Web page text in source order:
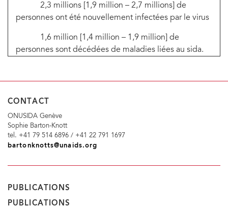
2,3 millions [1,9 million – 2,7 millions] de
personnes ont été nouvellement infectées par le virus
1,6 million [1,4 million – 1,9 million] de
personnes sont décédées de maladies liées au sida.
CONTACT
ONUSIDA Genève
Sophie Barton-Knott
tel. +41 79 514 6896 / +41 22 791 1697
bartonknotts@unaids.org
PUBLICATIONS
PUBLICATIONS